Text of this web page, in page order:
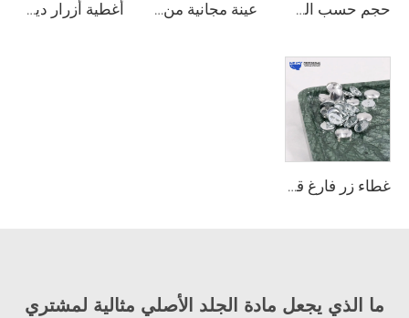
حجم حسب الطلب من وي جوي، غطاء معدني لزر الأريكة، إكسسوارات أثاث جديدة، قطع غيار عينة مجانية من وي جوي لأجزاء هاردوير الأثاث، زر انزلاق ديكوري بقطر 24 مم، زر تغطية ذاتي للسجاد أغطية أزرار ديكورات الأثاث بالجملة من وي جوي، أجزاء معدنية مقاومة للماء، قطع هاردوير، أزرار تغطية للأثاث
غطاء زر فارغ قابل للإزالة من وي جوي قابل لإعادة الاستخدام عملي أغطية أزرار زخرفية للأريكة
ما الذي يجعل مادة الجلد الأصلي مثالية لمشتري